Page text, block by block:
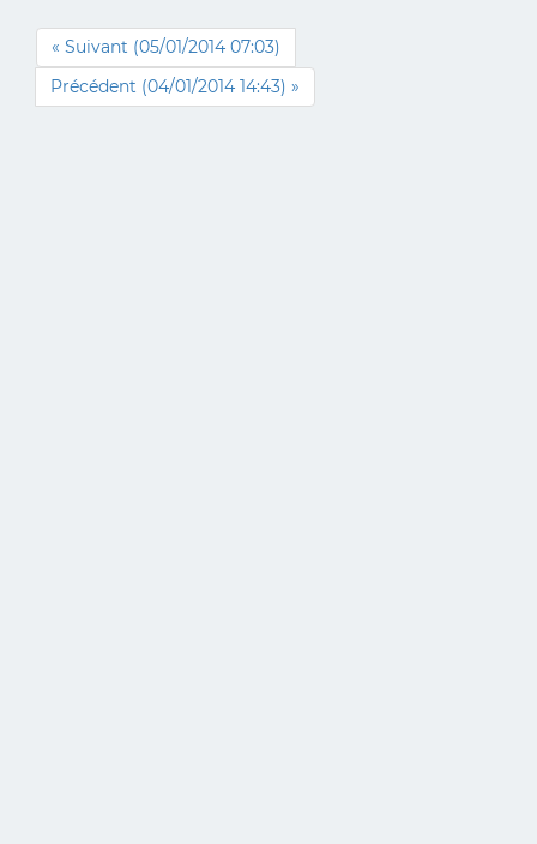
« Suivant (05/01/2014 07:03)
Précédent (04/01/2014 14:43) »